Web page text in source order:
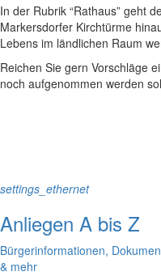
In der Rubrik “Rathaus” geht
Markersdorfer Kirchtürme
Lebens im ländlichen Raum
Reichen Sie gern Vorschläge
noch aufgenommen werden
settings_ethernet
Anliegen A bis Z
Bürgerinformationen,
& mehr